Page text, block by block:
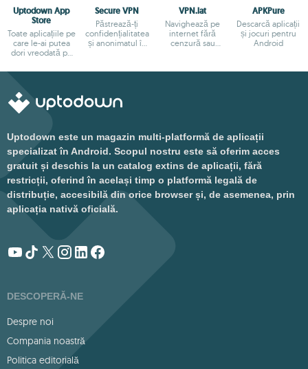
Uptodown App
Store
Toate aplicațiile pe
care le-ai putea
dori vreodată pe
Secure VPN
Păstrează-ți
confidențialitatea
și anonimatul în
VPN.lat
Navighează pe
internet fără
cenzură sau
APKPure
Descarcă aplicații
și jocuri pentru
Android
Uptodown este un magazin multi-platformă de aplicații
specializat în Android. Scopul nostru este să oferim acces
gratuit și deschis la un catalog extins de aplicații, fără
restricții, oferind în același timp o platformă legală de
distribuție, accesibilă din orice browser și, de asemenea, prin
aplicația nativă oficială.
DESCOPERĂ-NE
Despre noi
Compania noastră
Politica editorială